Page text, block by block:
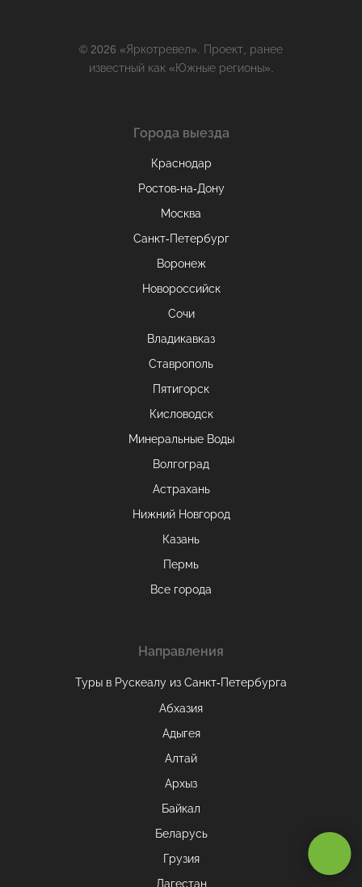
© 2026 «Яркотревел». Проект, ранее
известный как «Южные регионы».
Города выезда
Краснодар
Ростов-на-Дону
Москва
Санкт-Петербург
Воронеж
Новороссийск
Сочи
Владикавказ
Ставрополь
Пятигорск
Кисловодск
Минеральные Воды
Волгоград
Астрахань
Нижний Новгород
Казань
Пермь
Все города
Направления
Туры в Рускеалу из Санкт‑Петербурга
Абхазия
Адыгея
Алтай
Архыз
Байкал
Беларусь
Грузия
Дагестан
согласие на обработку cookie и
Принимаю